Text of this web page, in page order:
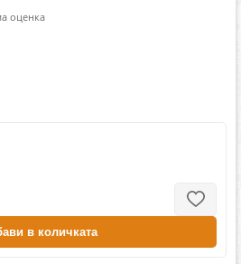
оценка
в количката